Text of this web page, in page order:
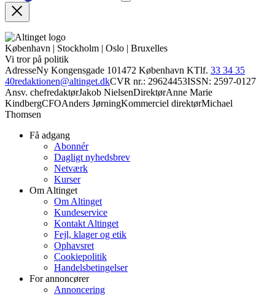
København | Stockholm | Oslo | Bruxelles
Vi tror på politik
AdresseNy Kongensgade 101472 København KTlf. 33 34 35
40redaktionen@altinget.dkCVR nr.: 29624453ISSN: 2597-0127
Ansv. chefredaktørJakob NielsenDirektørAnne Marie
KindbergCFOAnders JørningKommerciel direktørMichael
Thomsen
Få adgang
Abonnér
Dagligt nyhedsbrev
Netværk
Kurser
Om Altinget
Om Altinget
Kundeservice
Kontakt Altinget
Fejl, klager og etik
Ophavsret
Cookiepolitik
Handelsbetingelser
For annoncører
Annoncering